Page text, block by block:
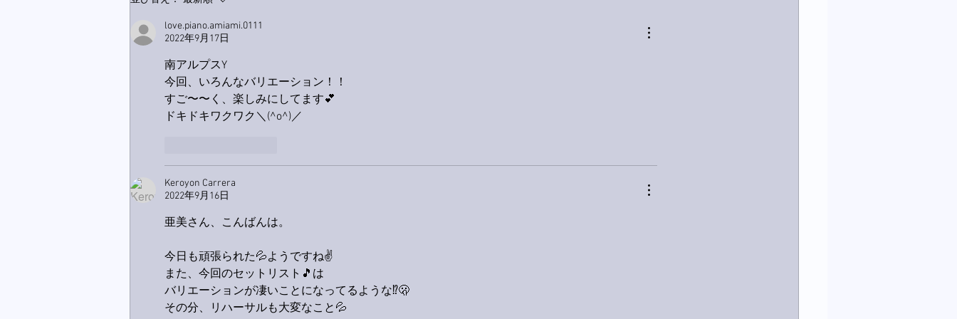
love.piano.amiami.0111
2022年9月17日
南アルプスY
今回、いろんなバリエーション！！
すご〜〜く、楽しみにしてます💕
ドキドキワクワク＼(^o^)／
Keroyon Carrera
2022年9月16日
亜美さん、こんばんは。
今日も頑張られた💦ようですね✌️
また、今回のセットリスト🎵は
バリエーションが凄いことになってるような⁉️🫢
その分、リハーサルも大変なこと💦